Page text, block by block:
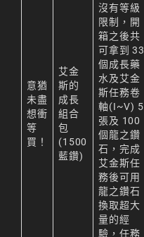
意猶
未盡
想衝
等
買！
艾金
斯的
成長
組合
包
(1500
藍鑽)
沒有等級
限制，開
箱之後共
可拿到 33
個成長藥
水及艾金
斯任務卷
軸(I~V) 5
張及 100
個龍之鑽
石，完成
艾金斯任
務後可用
龍之鑽石
換取超大
量的經
驗，任務